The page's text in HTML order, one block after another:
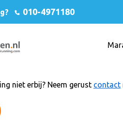
010-4971180
niet erbij? Neem gerust contact